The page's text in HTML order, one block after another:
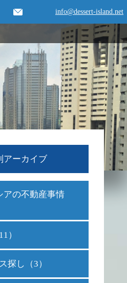
info@dessert-island.net
アーカイブ
アの不動産事情
）
探し（3）